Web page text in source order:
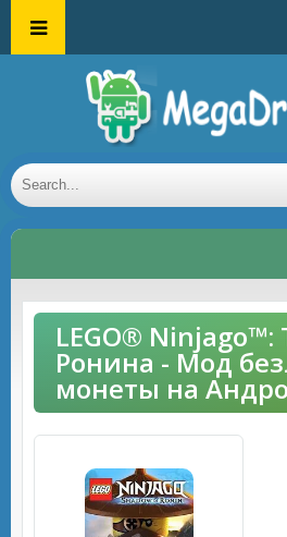
LEGO® Ninjago™:
Ронина - Мод
монеты на